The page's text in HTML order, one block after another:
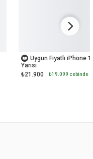
Uygun Fiyatlı iPhone
Yarısı
₺21.900
₺19.099 cebinde